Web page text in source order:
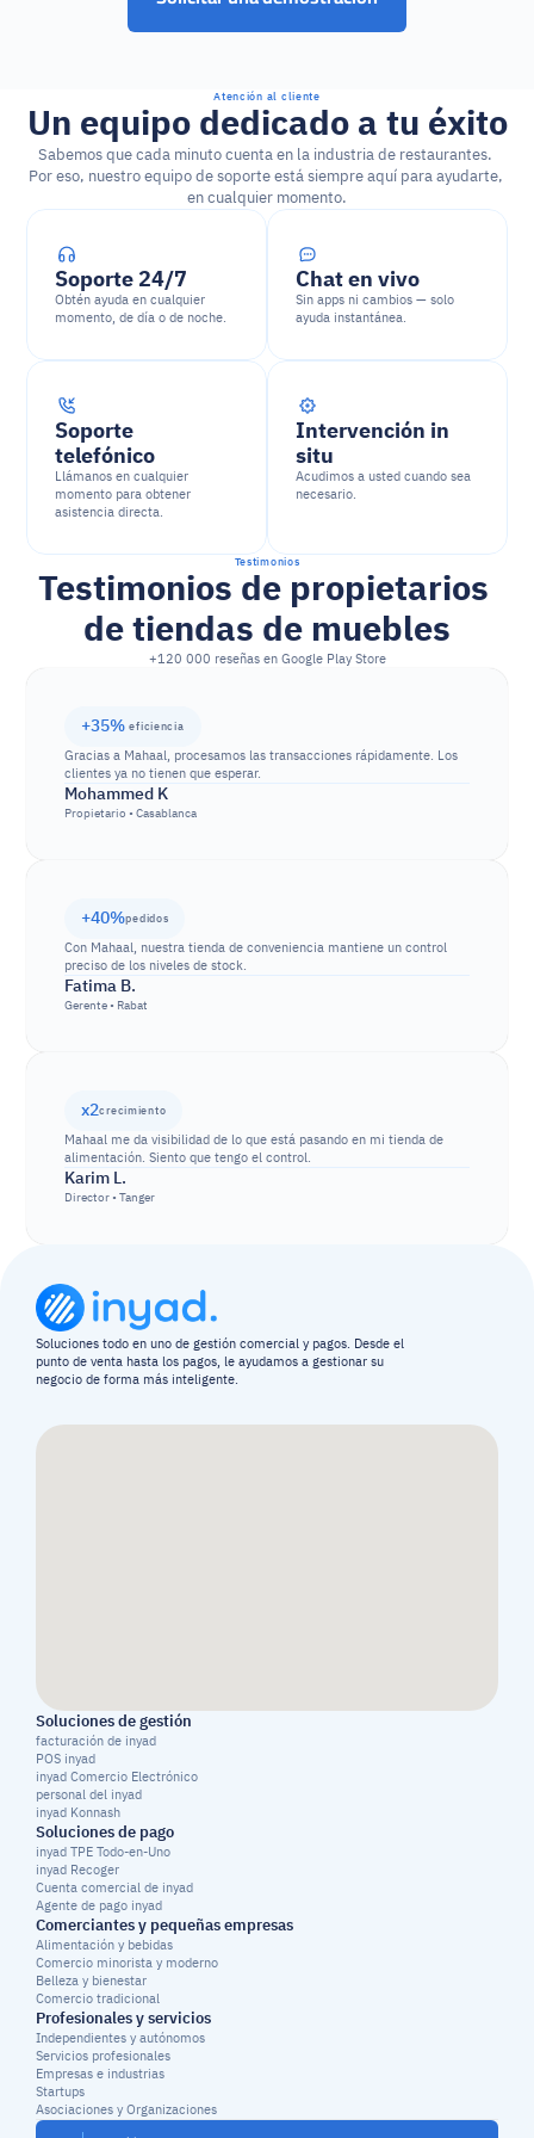
Atención al cliente
Un equipo dedicado a tu éxito
Sabemos que cada minuto cuenta en la industria de restaurantes.
Por eso, nuestro equipo de soporte está siempre aquí para ayudarte,
en cualquier momento.
Soporte 24/7
Obtén ayuda en cualquier
momento, de día o de noche.
Chat en vivo
Sin apps ni cambios — solo
ayuda instantánea.
Soporte
telefónico
Llámanos en cualquier
momento para obtener
asistencia directa.
Intervención in
situ
Acudimos a usted cuando sea
necesario.
Testimonios
Testimonios de propietarios
de tiendas de muebles
+120 000 reseñas en Google Play Store
+35% eficiencia
Gracias a Mahaal, procesamos las transacciones rápidamente. Los
clientes ya no tienen que esperar.
Mohammed K
Propietario • Casablanca
+40%pedidos
Con Mahaal, nuestra tienda de conveniencia mantiene un control
preciso de los niveles de stock.
Fatima B.
Gerente • Rabat
x2crecimiento
Mahaal me da visibilidad de lo que está pasando en mi tienda de
alimentación. Siento que tengo el control.
Karim L.
Director • Tanger
Soluciones todo en uno de gestión comercial y pagos. Desde el
punto de venta hasta los pagos, le ayudamos a gestionar su
negocio de forma más inteligente.
Soluciones de gestión
facturación de inyad
POS inyad
inyad Comercio Electrónico
personal del inyad
inyad Konnash
Soluciones de pago
inyad TPE Todo-en-Uno
inyad Recoger
Cuenta comercial de inyad
Agente de pago inyad
Comerciantes y pequeñas empresas
Alimentación y bebidas
Comercio minorista y moderno
Belleza y bienestar
Comercio tradicional
Profesionales y servicios
Independientes y autónomos
Servicios profesionales
Empresas e industrias
Startups
Asociaciones y Organizaciones